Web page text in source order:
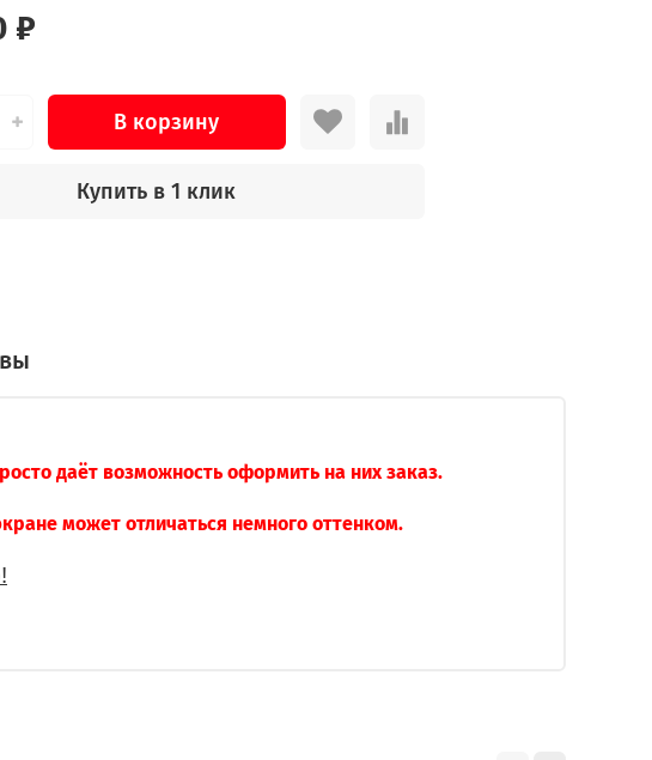
₽
В корзину
Купить в 1 клик
даёт возможность оформить на них заказ.
может отличаться немного оттенком.